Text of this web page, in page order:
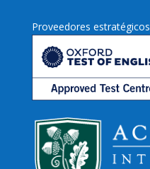
Proveedores estratégicos